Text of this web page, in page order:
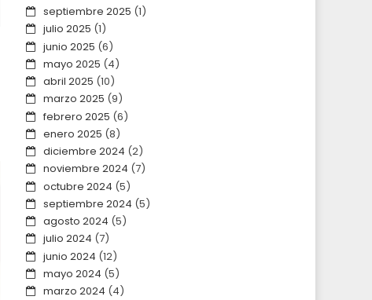
septiembre 2025 (1)
julio 2025 (1)
junio 2025 (6)
mayo 2025 (4)
abril 2025 (10)
marzo 2025 (9)
febrero 2025 (6)
enero 2025 (8)
diciembre 2024 (2)
noviembre 2024 (7)
octubre 2024 (5)
septiembre 2024 (5)
agosto 2024 (5)
julio 2024 (7)
junio 2024 (12)
mayo 2024 (5)
marzo 2024 (4)